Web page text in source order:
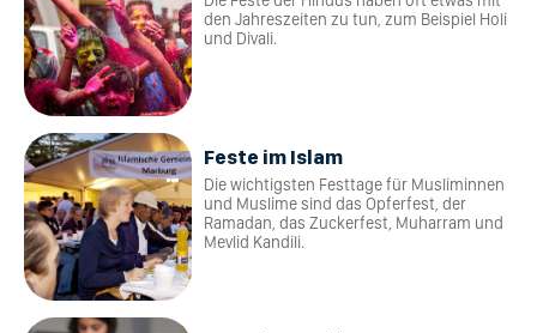
den Jahreszeiten zu tun, zum Beispiel Holi
und Divali.
Feste im Islam
Die wichtigsten Festtage für Musliminnen
und Muslime sind das Opferfest, der
Ramadan, das Zuckerfest, Muharram und
Mevlid Kandili.